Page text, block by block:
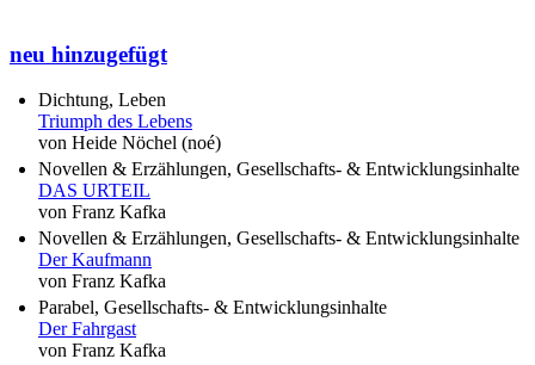
neu hinzugefügt
Dichtung, Leben
Triumph des Lebens
von Heide Nöchel (noé)
Novellen & Erzählungen, Gesellschafts- & Entwicklungsinhalte
DAS URTEIL
von Franz Kafka
Novellen & Erzählungen, Gesellschafts- & Entwicklungsinhalte
Der Kaufmann
von Franz Kafka
Parabel, Gesellschafts- & Entwicklungsinhalte
Der Fahrgast
von Franz Kafka